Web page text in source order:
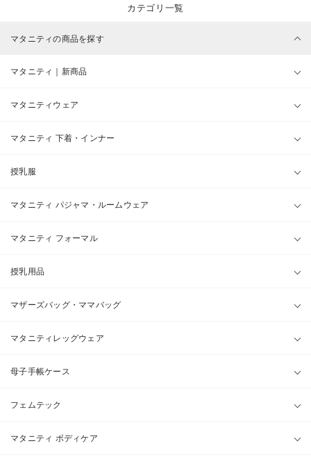
カテゴリ一覧
マタニティの商品を探す
マタニティ｜新商品
マタニティウェア
マタニティ 下着・インナー
授乳服
マタニティ パジャマ・ルームウェア
マタニティ フォーマル
授乳用品
マザーズバッグ・ママバッグ
マタニティレッグウェア
母子手帳ケース
フェムテック
マタニティ ボディケア